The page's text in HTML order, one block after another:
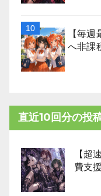
【毎
へ非課
直近10回分の投
【超
費支